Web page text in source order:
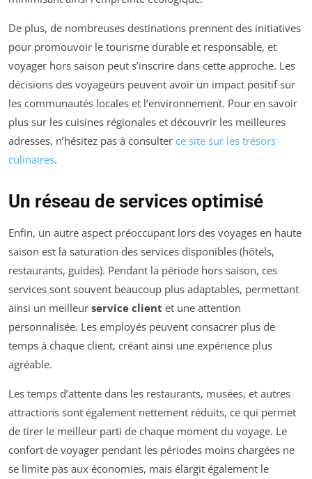
De plus, de nombreuses destinations prennent des initiatives
pour promouvoir le tourisme durable et responsable, et
voyager hors saison peut s’inscrire dans cette approche. Les
décisions des voyageurs peuvent avoir un impact positif sur
les communautés locales et l’environnement. Pour en savoir
plus sur les cuisines régionales et découvrir les meilleures
adresses, n’hésitez pas à consulter ce site sur les trésors
culinaires.
Un réseau de services optimisé
Enfin, un autre aspect préoccupant lors des voyages en haute
saison est la saturation des services disponibles (hôtels,
restaurants, guides). Pendant la période hors saison, ces
services sont souvent beaucoup plus adaptables, permettant
ainsi un meilleur service client et une attention
personnalisée. Les employés peuvent consacrer plus de
temps à chaque client, créant ainsi une expérience plus
agréable.
Les temps d’attente dans les restaurants, musées, et autres
attractions sont également nettement réduits, ce qui permet
de tirer le meilleur parti de chaque moment du voyage. Le
confort de voyager pendant les périodes moins chargées ne
se limite pas aux économies, mais élargit également le